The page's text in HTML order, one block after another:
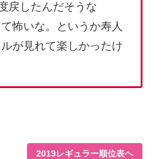
戻したんだそうな
怖いな。というか寿人
が見れて楽しかったけ
2019レギュラー順位表ヘ